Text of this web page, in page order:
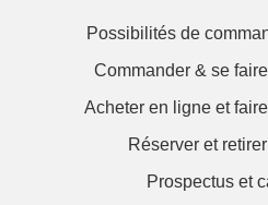
Possibilités de
Commander & se
Acheter en ligne et
Réserver et
Prospectus et